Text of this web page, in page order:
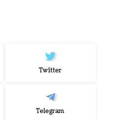
Twitter
Telegram